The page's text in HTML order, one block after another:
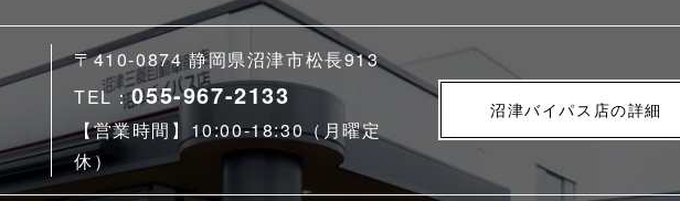
〒410-0874 静岡県沼津市松長913
TEL：055-967-2133
【営業時間】10:00-18:30（月曜定
休）
沼津バイパス店の詳細